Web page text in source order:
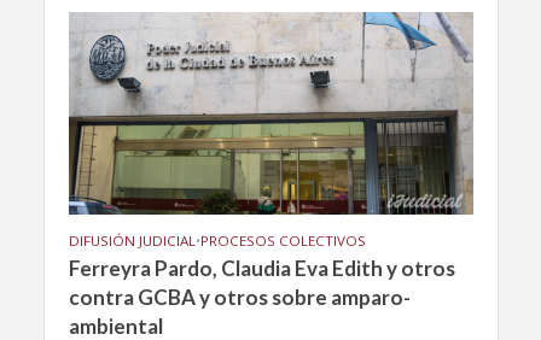
DIFUSIÓN JUDICIAL •PROCESOS COLECTIVOS
Ferreyra Pardo, Claudia Eva Edith y otros
contra GCBA y otros sobre amparo-
ambiental